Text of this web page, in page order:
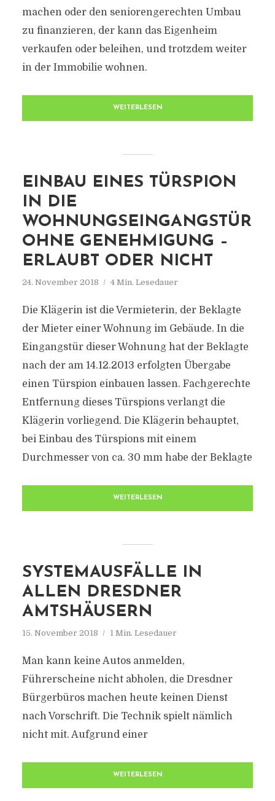
machen oder den seniorengerechten Umbau
zu finanzieren, der kann das Eigenheim
verkaufen oder beleihen, und trotzdem weiter
in der Immobilie wohnen.
WEITERLESEN
EINBAU EINES TÜRSPION
IN DIE
WOHNUNGSEINGANGSTÜR
OHNE GENEHMIGUNG –
ERLAUBT ODER NICHT
24. November 2018 4 Min. Lesedauer
Die Klägerin ist die Vermieterin, der Beklagte
der Mieter einer Wohnung im Gebäude. In die
Eingangstür dieser Wohnung hat der Beklagte
nach der am 14.12.2013 erfolgten Übergabe
einen Türspion einbauen lassen. Fachgerechte
Entfernung dieses Türspions verlangt die
Klägerin vorliegend. Die Klägerin behauptet,
bei Einbau des Türspions mit einem
Durchmesser von ca. 30 mm habe der Beklagte
WEITERLESEN
SYSTEMAUSFÄLLE IN
ALLEN DRESDNER
AMTSHÄUSERN
15. November 2018 1 Min. Lesedauer
Man kann keine Autos anmelden,
Führerscheine nicht abholen, die Dresdner
Bürgerbüros machen heute keinen Dienst
nach Vorschrift. Die Technik spielt nämlich
nicht mit. Aufgrund einer
WEITERLESEN